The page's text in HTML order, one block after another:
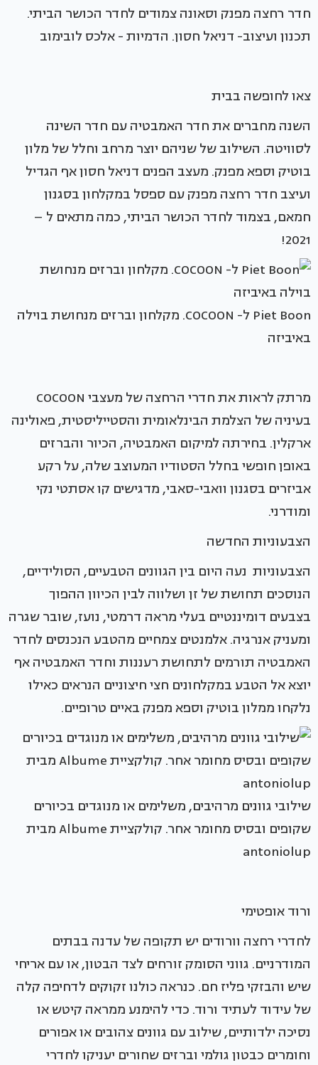
חדר רחצה מפנק וסאונה צמודים לחדר הכושר הביתי.
תכנון ועיצוב- דניאל חסון. הדמיות - אלכס לובימוב
צאו לחופשה בבית
השנה מחברים את חדר האמבטיה עם חדר השינה
לסוויטה. השילוב של שניהם יוצר מרחב וחלל של מלון
בוטיק וספא מפנק. מעצב הפנים דניאל חסון אף הגדיל
ועיצב חדר רחצה מפנק עם ספסל במקלחון בסגנון
חמאם, בצמוד לחדר הכושר הביתי, כמה מתאים ל –
2021!
Piet Boon ל- COCOON. מקלחון וברזים מנחושת בוילה
באיביזה
מרתק לראות את חדרי הרחצה של מעצבי COCOON
בעיניה של הצלמת הבינלאומית והסטייליסטית, פאולינה
ארקלין. בחירתה למיקום האמבטיה, הכיור והברזים
באופן חופשי בחלל הסטודיו המעוצב שלה, על רקע
אביזרים בסגנון וואבי-סאבי, מדגישים קו אסתטי נקי
ומודרני.
הצבעוניות החדשה
הצבעוניות נעה היום בין הגוונים הטבעיים, הסולידיים,
הנוסכים תחושת של זן ושלווה לבין הכיוון ההפוך
בצבעים דומיננטיים בעלי מראה דרמטי, נועז, שובר שגרה
ומעניק אנרגיה. אלמנטים צמחיים מהטבע הנכנסים לחדר
האמבטיה תורמים לתחושת רעננות וחדר האמבטיה אף
יוצא אל הטבע במקלחונים חצי חיצוניים הנראים כאילו
נלקחו ממלון בוטיק וספא מפנק באיים טרופיים.
שילובי גוונים מרהיבים, משלימים או מנוגדים בכיורים
שקופים ובסיס מחומר אחר. קולקציית Albume מבית
antoniolup
ורוד אופטימי
לחדרי רחצה וורודים יש תקופה של עדנה בבתים
המודרניים. גווני הסומק זורחים לצד הבטון, או עם אריחי
שיש והבזקי פליז חם. כנראה כולנו זקוקים לדחיפה קלה
של עידוד לעתיד ורוד. כדי להימנע ממראה קיטש או
נסיכה ילדותיים, שילוב עם גוונים צהובים או אפורים
וחומרים כבטון גולמי וברזים שחורים יעניקו לחדרי